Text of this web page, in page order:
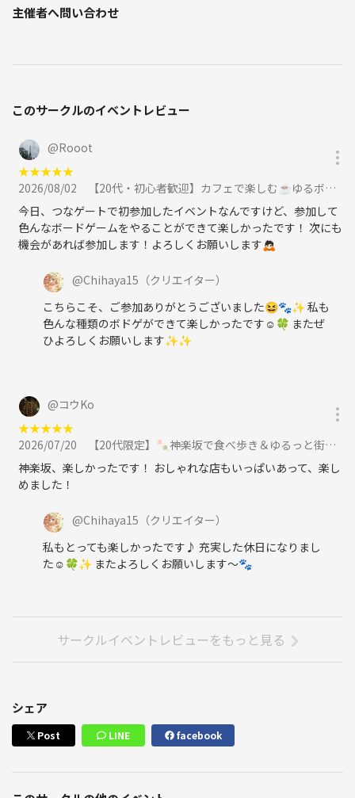
主催者へ問い合わせ
このサークルのイベントレビュー
@Rooot
★★★★★
2026/08/02
【20代・初心者歓迎】カフェで楽しむ☕️ゆるボードゲームナイト🎲✨に参加
今日、つなゲートで初参加したイベントなんですけど、参加して
色んなボードゲームをやることができて楽しかったです！ 次にも
機会があれば参加します！よろしくお願いします🙇🏻
@Chihaya15 （クリエイター）
こちらこそ、ご参加ありがとうございました😆🐾✨ 私も
色んな種類のボドゲができて楽しかったです☺️🍀 またぜ
ひよろしくお願いします✨✨
@コウKo
★★★★★
2026/07/20
【20代限定】🍡神楽坂で食べ歩き＆ゆるっと街さんぽ📸✨に参加
神楽坂、楽しかったです！ おしゃれな店もいっぱいあって、楽し
めました！
@Chihaya15 （クリエイター）
私もとっても楽しかったです♪ 充実した休日になりまし
た☺️🍀✨ またよろしくお願いします〜🐾
サークルイベントレビューをもっと見る
シェア
Post LINE facebook